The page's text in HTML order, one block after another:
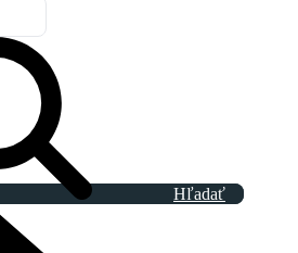
Hľadať